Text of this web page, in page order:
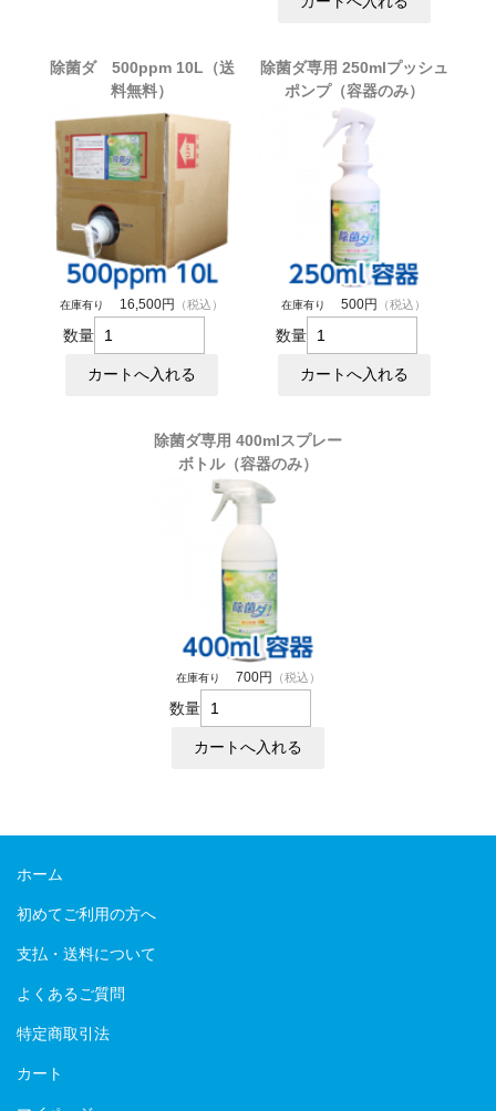
除菌ダ 500ppm 10L（送
料無料）
在庫有り 16,500円 （税込）
数量
除菌ダ専用 250mlプッシュ
ポンプ（容器のみ）
在庫有り 500円 （税込）
数量
除菌ダ専用 400mlスプレー
ボトル（容器のみ）
在庫有り 700円 （税込）
数量
ホーム
初めてご利用の方へ
支払・送料について
よくあるご質問
特定商取引法
カート